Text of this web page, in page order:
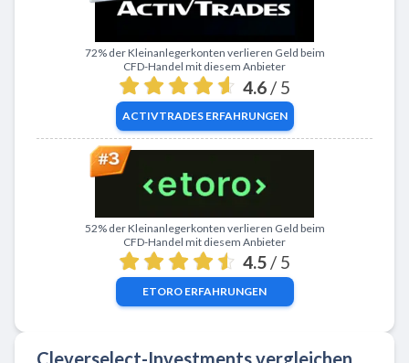
Zu ActivTrades
72% der Kleinanlegerkonten verlieren Geld beim
CFD-Handel mit diesem Anbieter
4.6 / 5
ACTIVTRADESERFAHRUNGEN
Zu eToro
52% der Kleinanlegerkonten verlieren Geld beim
CFD-Handel mit diesem Anbieter
4.5 / 5
ETORO ERFAHRUNGEN
Cleverselect-Investments vergleichen